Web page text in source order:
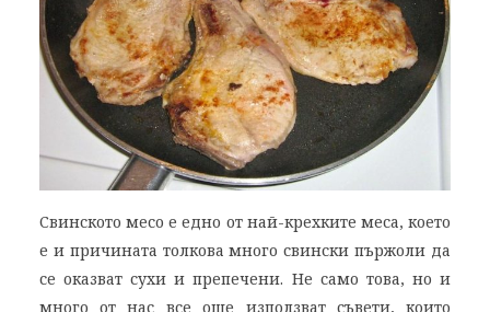
Свинското месо е едно от най-крехките меса, което
е и причината толкова много свински пържоли да
се оказват сухи и препечени. Не само това, но и
много от нас все още използват съвети, които